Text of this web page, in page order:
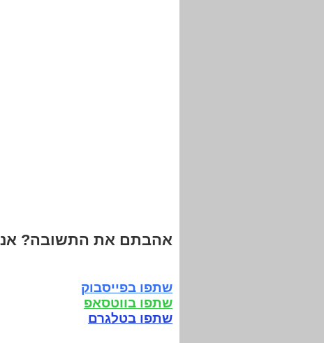
אהבתם את התשובה?
שתפו בפייסבוק
שתפו בווטסאפ
שתפו בטלגרם